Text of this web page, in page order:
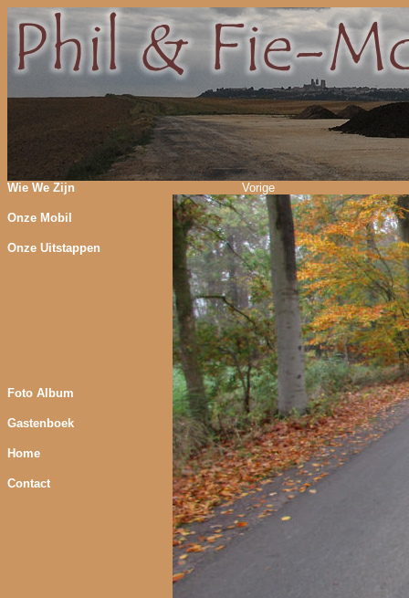
Wie We Zijn
Onze Mobil
Onze Uitstappen
Foto Album
Gastenboek
Home
Contact
Vorige